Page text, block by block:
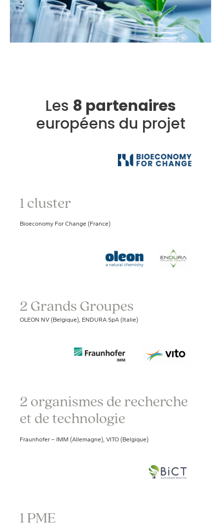
Les 8 partenaires
européens du projet
1 cluster
Bioeconomy For Change (France)
2 Grands Groupes
OLEON NV (Belgique), ENDURA SpA (Italie)
2 organismes de recherche
et de technologie
Fraunhofer – IMM (Allemagne), VITO (Belgique)
1 PME